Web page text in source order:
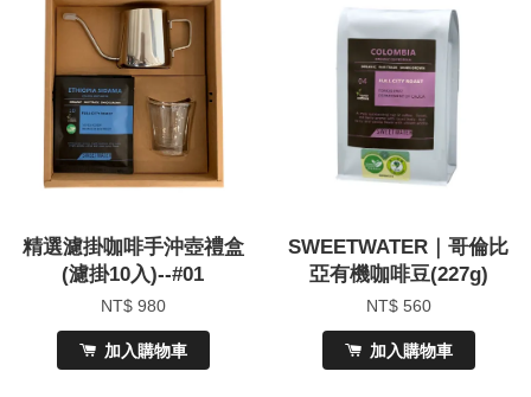
精選濾掛咖啡手沖壺禮盒
(濾掛10入)--#01
NT$ 980
加入購物車
SWEETWATER｜哥倫比
亞有機咖啡豆(227g)
NT$ 560
加入購物車